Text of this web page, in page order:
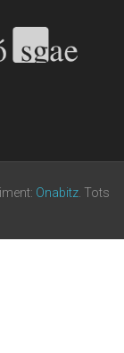
Onabitz. Tots